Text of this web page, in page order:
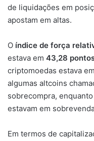
de liquidações em
apostam em altas.
O índice de força
estava em 43,28
criptomoedas estava
algumas altcoins
sobrecompra,
estavam em
Em termos de